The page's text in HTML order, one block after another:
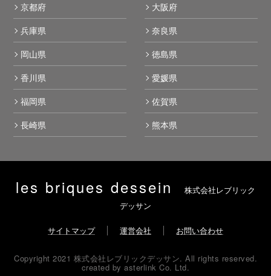
京都府
大阪府
兵庫県
奈良県
岡山県
徳島県
香川県
愛媛県
福岡県
佐賀県
長崎県
熊本県
les briques dessein
株式会社レブリック
デッサン
サイトマップ 運営会社 お問い合わせ
Copyright 2021 株式会社レブリックデッサン. All rights reserved.
created byasterlink Co. Ltd.